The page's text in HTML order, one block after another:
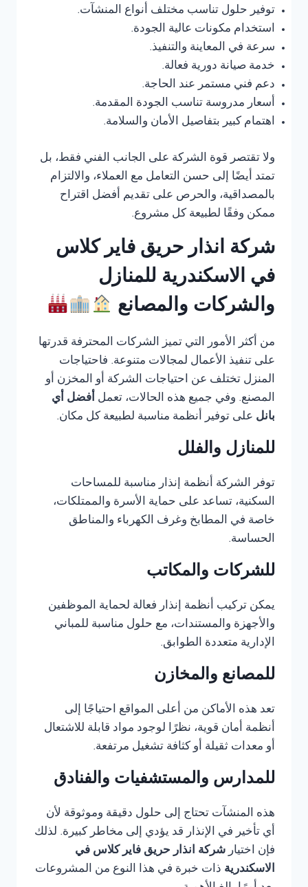
توفير حلول تناسب مختلف أنواع المنشآت.
استخدام مكونات عالية الجودة.
سرعة في المعاينة والتنفيذ.
خدمة صيانة دورية فعالة.
دعم فني مستمر عند الحاجة.
أسعار مدروسة تناسب الجودة المقدمة.
اهتمام كبير بتفاصيل الأمان والسلامة.
ولا تقتصر قوة الشركة على الجانب الفني فقط، بل
تمتد أيضًا إلى حسن التعامل مع العملاء، والالتزام
بالمصداقية، والحرص على تقديم أفضل اقتراح
ممكن وفقًا لطبيعة كل مشروع.
شركة انذار حريق فاير كلاس
في الاسكندرية للمنازل
والشركات والمصانع
من أكثر الأمور التي تميز الشركات المحترفة قدرتها
على تنفيذ الأعمال لمجالات متنوعة. فاحتياجات
المنزل تختلف عن احتياجات الشركة أو المخزن أو
المصنع. وفي جميع هذه الحالات، تعمل أفضل أي
بانل على توفير أنظمة مناسبة لطبيعة كل مكان.
للمنازل والفلل
توفر الشركة أنظمة إنذار مناسبة للمساحات
السكنية، تساعد على حماية الأسرة والممتلكات،
خاصة في المطابخ وغرف الكهرباء والمناطق
الحساسة.
للشركات والمكاتب
يمكن تركيب أنظمة إنذار فعالة لحماية الموظفين
والأجهزة والمستندات، مع حلول مناسبة للمباني
الإدارية متعددة الطوابق.
للمصانع والمخازن
تعد هذه الأماكن من أعلى المواقع احتياجًا إلى
أنظمة أمان قوية، نظرًا لوجود مواد قابلة للاشتعال
أو معدات ثقيلة أو كثافة تشغيل مرتفعة.
للمدارس والمستشفيات والفنادق
هذه المنشآت تحتاج إلى حلول دقيقة وموثوقة لأن
أي تأخير في الإنذار قد يؤدي إلى مخاطر كبيرة. لذلك
فإن اختيار شركة انذار حريق فاير كلاس في
الاسكندرية ذات خبرة في هذا النوع من المشروعات